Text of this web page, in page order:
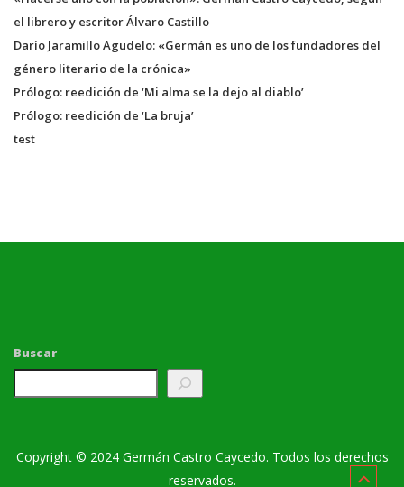
el librero y escritor Álvaro Castillo
Darío Jaramillo Agudelo: «Germán es uno de los fundadores del
género literario de la crónica»
Prólogo: reedición de ‘Mi alma se la dejo al diablo’
Prólogo: reedición de ‘La bruja’
test
Buscar